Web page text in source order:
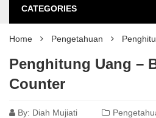
CATEGORIES
Home Pengetahuan
Penghitung Uang –
Counter
By: Diah Mujiati